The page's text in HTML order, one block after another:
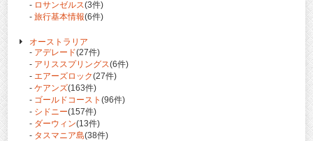
- ロサンゼルス(3件)
- 旅行基本情報(6件)
オーストラリア
- アデレード(27件)
- アリススプリングス(6件)
- エアーズロック(27件)
- ケアンズ(163件)
- ゴールドコースト (96件)
- シドニー(157件)
- ダーウィン(13件)
- タスマニア島(38件)